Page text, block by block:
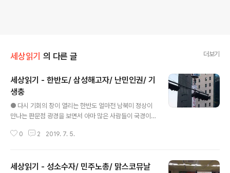
세상읽기 의 다른 글 더보기
세상읽기 - 한반도/ 삼성해고자/ 난민인권/ 기
생충
● 다시 기회의 창이 열리는 한반도 얼마전 남북미 정상이
만나는 판문점 광경을 보면서 아마 많은 사람들이 국경이
놓은 선에 불과하고 저렇게 쉽게 넘어가 왔다갔다하면 될
지뢰를 깔고 군대를 배치하고 총을 들고 지켜 왔을까. 그런
0 2 2019. 7. 5.
세상읽기 - 성소수자/ 민주노총/ 맑스코뮤날